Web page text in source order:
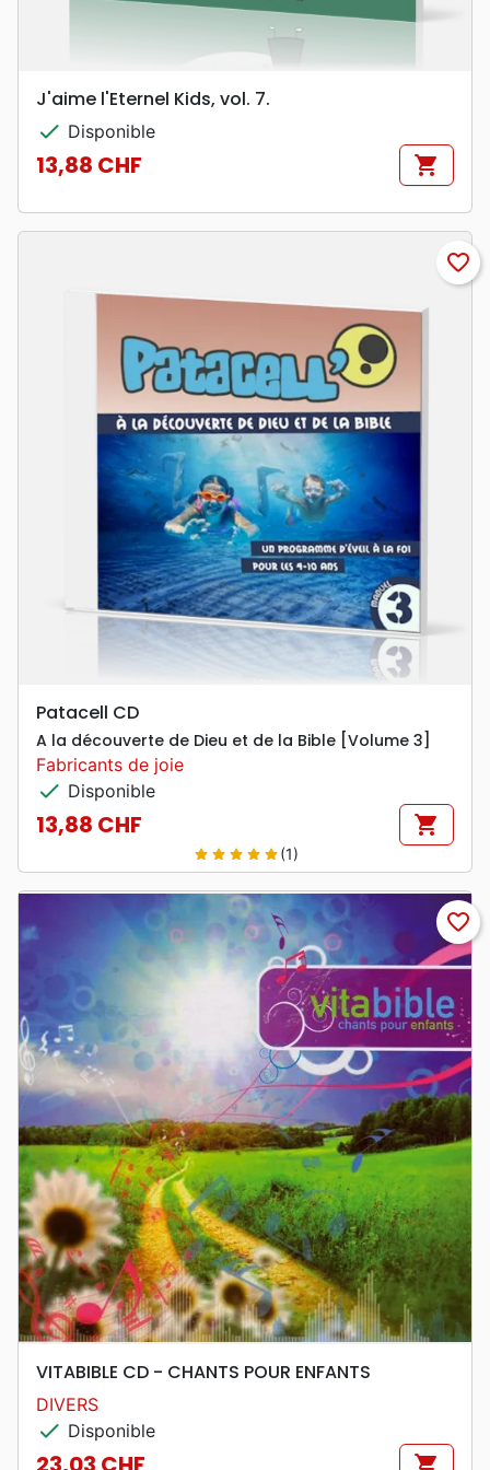
J'aime l'Eternel Kids, vol. 7.
check Disponible
Prix
13,88 CHF shopping_cart
favorite_border
Patacell CD
A la découverte de Dieu et de la Bible [Volume 3]
Fabricants de joie
check Disponible
Prix
13,88 CHF shopping_cart
star star star star star(1)
favorite_border
VITABIBLE CD - CHANTS POUR ENFANTS
DIVERS
check Disponible
shopping_cart